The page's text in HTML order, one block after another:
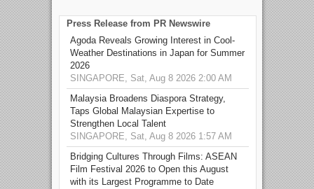
Press Release from PR Newswire
Agoda Reveals Growing Interest in Cool-
Weather Destinations in Japan for Summer
2026
SINGAPORE, Sat, Aug 8 2026 2:00 AM
Malaysia Broadens Diaspora Strategy,
Taps Global Malaysian Expertise to
Strengthen Local Talent
SINGAPORE, Sat, Aug 8 2026 1:57 AM
Bridging Cultures Through Films: ASEAN
Film Festival 2026 to Open this August
with its Largest Programme to Date